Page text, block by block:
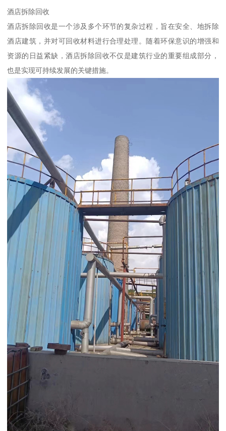
酒店拆除回收
酒店拆除回收是一个涉及多个环节的复杂过程，旨在安全、地拆除
酒店建筑，并对可回收材料进行合理处理。随着环保意识的增强和
资源的日益紧缺，酒店拆除回收不仅是建筑行业的重要组成部分，
也是实现可持续发展的关键措施。